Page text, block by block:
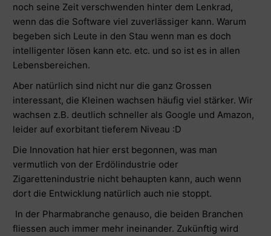
noch seine Zeit verschwenden hinter dem Lenkrad,
wenn das die Software viel zuverlässiger kann. Warum
begeben sich Leute in den Stau wenn man es doch
intelligenter lösen kann etc. etc. und so ist es in allen
Lebensbereichen.
Aber natürlich sind nicht nur die ganz Grossen
interessant, die Kleinen wachsen häufig viel stärker. Wir
wachsen z.B. deutlich schneller als Google und Amazon,
leider auf exorbitant tieferem Niveau :D
Die Innovation hat hier erst begonnen, was man
vermutlich von der Erdölindustrie oder
Zigarettenindustrie nicht behaupten kann, auch wenn
dort die Entwicklung natürlich auch nie stoppt.
In der Pharmabranche genauso, die beiden Branchen
fliessen auch immer mehr ineinander. Zukünftig wird